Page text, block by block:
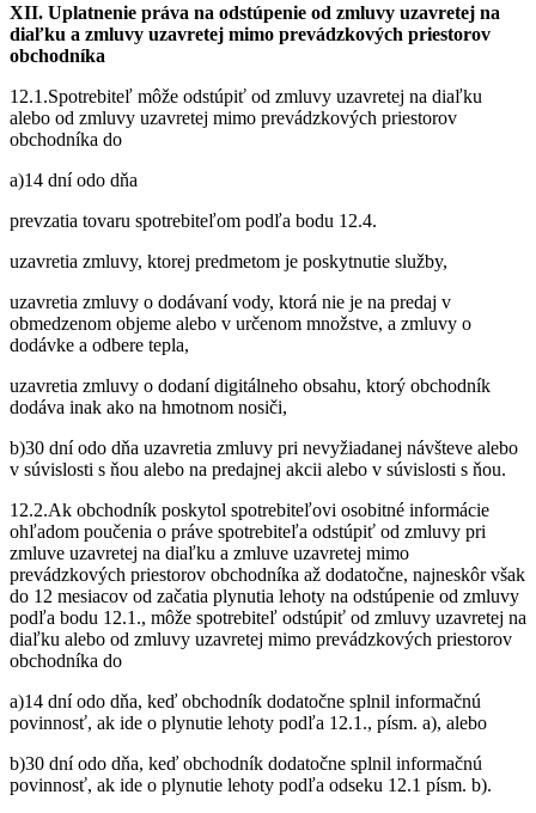
XII. Uplatnenie práva na odstúpenie od zmluvy uzavretej na
diaľku a zmluvy uzavretej mimo prevádzkových priestorov
obchodníka
12.1.Spotrebiteľ môže odstúpiť od zmluvy uzavretej na diaľku
alebo od zmluvy uzavretej mimo prevádzkových priestorov
obchodníka do
a)14 dní odo dňa
prevzatia tovaru spotrebiteľom podľa bodu 12.4.
uzavretia zmluvy, ktorej predmetom je poskytnutie služby,
uzavretia zmluvy o dodávaní vody, ktorá nie je na predaj v
obmedzenom objeme alebo v určenom množstve, a zmluvy o
dodávke a odbere tepla,
uzavretia zmluvy o dodaní digitálneho obsahu, ktorý obchodník
dodáva inak ako na hmotnom nosiči,
b)30 dní odo dňa uzavretia zmluvy pri nevyžiadanej návšteve alebo
v súvislosti s ňou alebo na predajnej akcii alebo v súvislosti s ňou.
12.2.Ak obchodník poskytol spotrebiteľovi osobitné informácie
ohľadom poučenia o práve spotrebiteľa odstúpiť od zmluvy pri
zmluve uzavretej na diaľku a zmluve uzavretej mimo
prevádzkových priestorov obchodníka až dodatočne, najneskôr však
do 12 mesiacov od začatia plynutia lehoty na odstúpenie od zmluvy
podľa bodu 12.1., môže spotrebiteľ odstúpiť od zmluvy uzavretej na
diaľku alebo od zmluvy uzavretej mimo prevádzkových priestorov
obchodníka do
a)14 dní odo dňa, keď obchodník dodatočne splnil informačnú
povinnosť, ak ide o plynutie lehoty podľa 12.1., písm. a), alebo
b)30 dní odo dňa, keď obchodník dodatočne splnil informačnú
povinnosť, ak ide o plynutie lehoty podľa odseku 12.1 písm. b).